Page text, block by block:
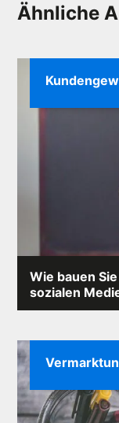
Ähnliche
Wie bauen
sozialen
Im Internet, wo